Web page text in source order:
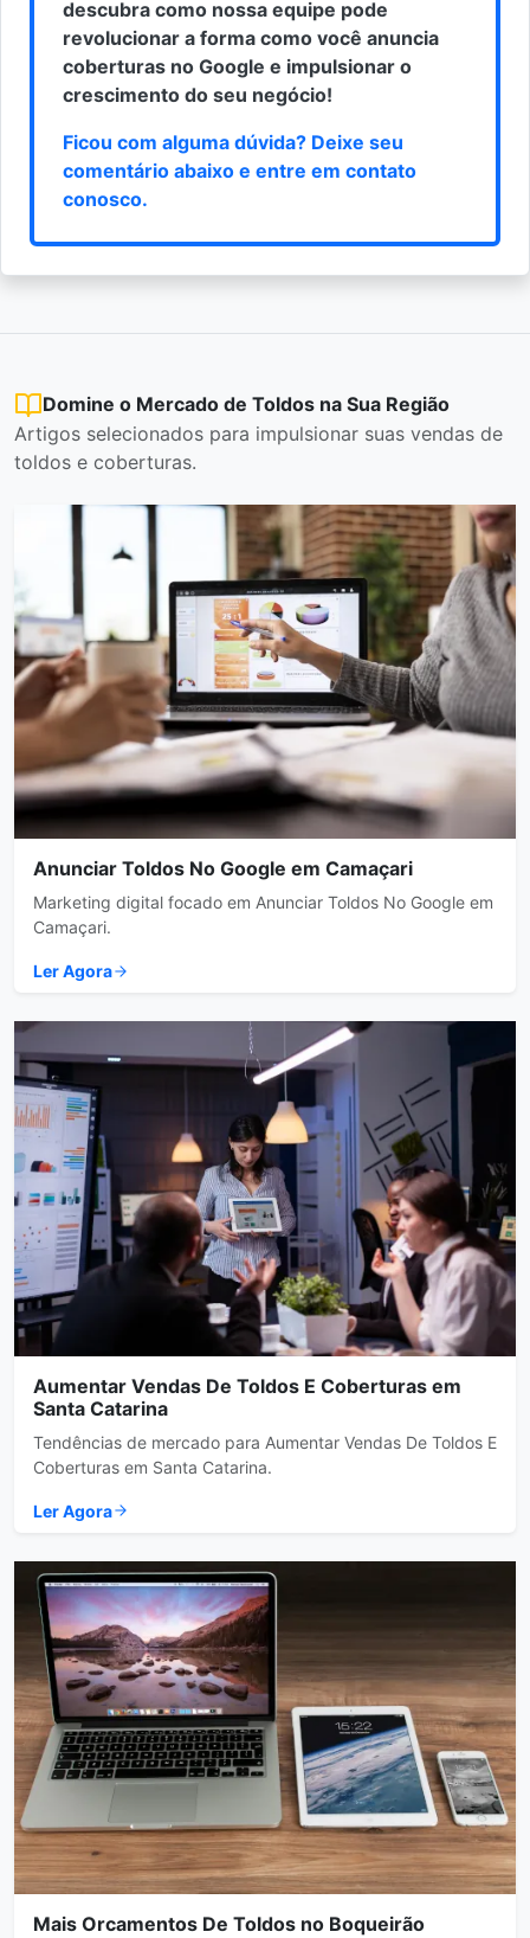
descubra como nossa equipe pode
revolucionar a forma como você anuncia
coberturas no Google e impulsionar o
crescimento do seu negócio!
Ficou com alguma dúvida? Deixe seu
comentário abaixo e entre em contato
conosco.
Domine o Mercado de Toldos na Sua Região
Artigos selecionados para impulsionar suas vendas de
toldos e coberturas.
Anunciar Toldos No Google em Camaçari
Marketing digital focado em Anunciar Toldos No Google em
Camaçari.
Ler Agora
Aumentar Vendas De Toldos E Coberturas em
Santa Catarina
Tendências de mercado para Aumentar Vendas De Toldos E
Coberturas em Santa Catarina.
Ler Agora
Mais Orcamentos De Toldos no Boqueirão